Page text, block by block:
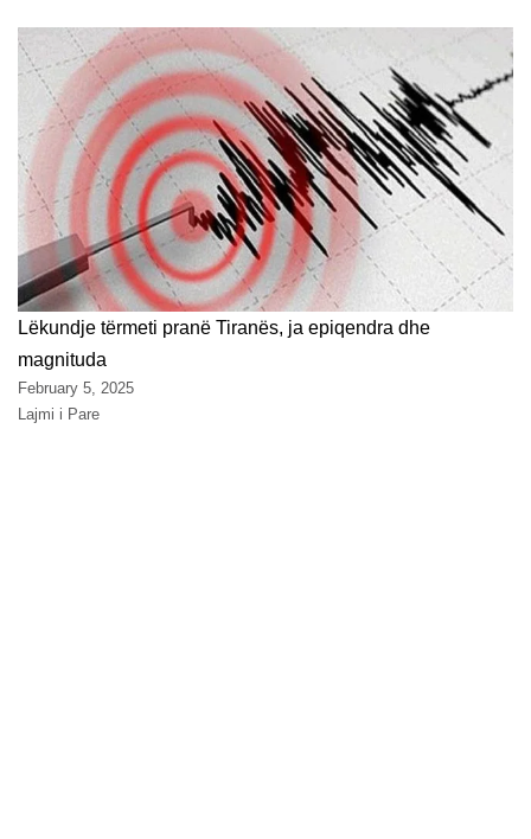
Lëkundje tërmeti pranë Tiranës, ja epiqendra dhe
magnituda
February 5, 2025
Lajmi i Pare